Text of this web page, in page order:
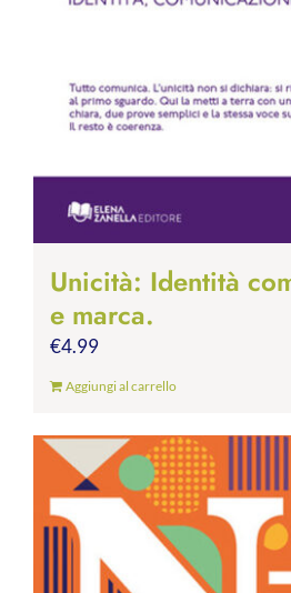
Unicità: Identità
e marca.
€4.99
Aggiungi al carrello